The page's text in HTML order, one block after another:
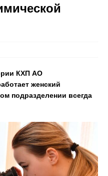
КХП АО
женский
подразделении всегда